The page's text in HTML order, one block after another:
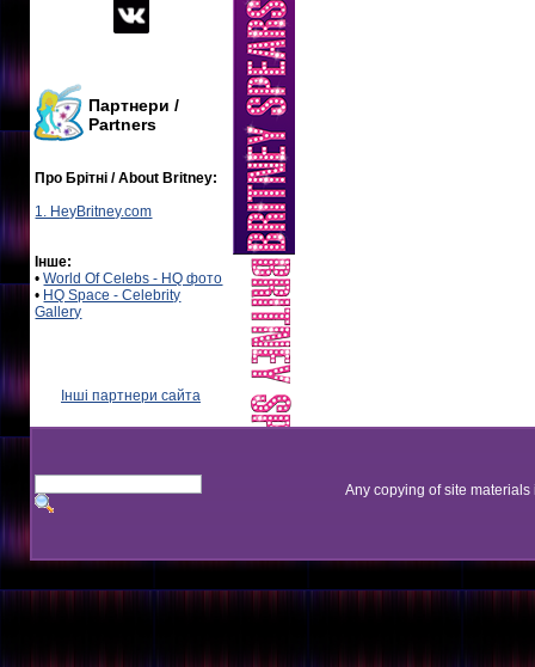
Партнери /
Partners
Про Брітні / About Britney:
1. HeyBritney.com
Інше:
•World Of Celebs - HQ фото
• HQ Space - Celebrity
Gallery
Інші партнери сайта
Any copying of site